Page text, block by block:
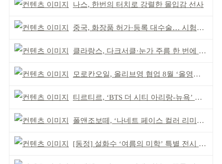
나스, 한번의 터치로 강렬한 몰입감 선사
중국, 화장품 허가·등록 대수술… 시험자료 공용 허용
클라랑스, 다크서클·눈가 주름 한 번에 더블 케어
모로칸오일, 올리브영 협업 8월 ‘올영픽’ 선정
티르티르, ‘BTS 더 시티 아리랑-뉴욕’ 참여
폴앤조보떼, ‘나네트 페이스 컬러 리미티드’ 출시
[동정] 설화수 ‘여름의 미학’ 특별 전시 개최